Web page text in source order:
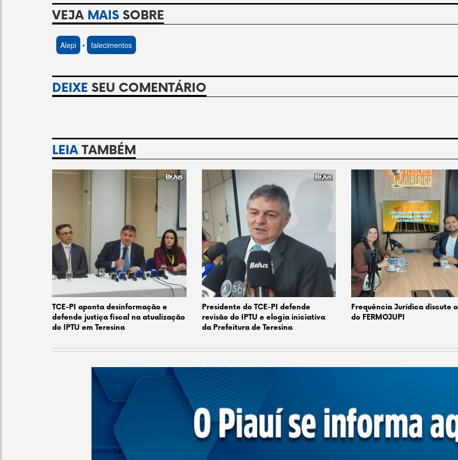
VEJA MAIS SOBRE
Alepi • falecimentos
DEIXE SEU COMENTÁRIO
LEIA TAMBÉM
TCE-PI aponta desinformação e
defende justiça fiscal na atualização
do IPTU em Teresina
Presidente do TCE-PI defende
revisão do IPTU e elogia iniciativa
da Prefeitura de Teresina
Frequência Jurídica discute
do FERMOJUPI